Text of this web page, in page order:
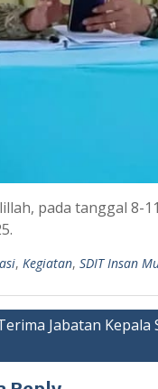
pada tanggal 8-
, Kegiatan, SDIT Insan
Jabatan Kepala